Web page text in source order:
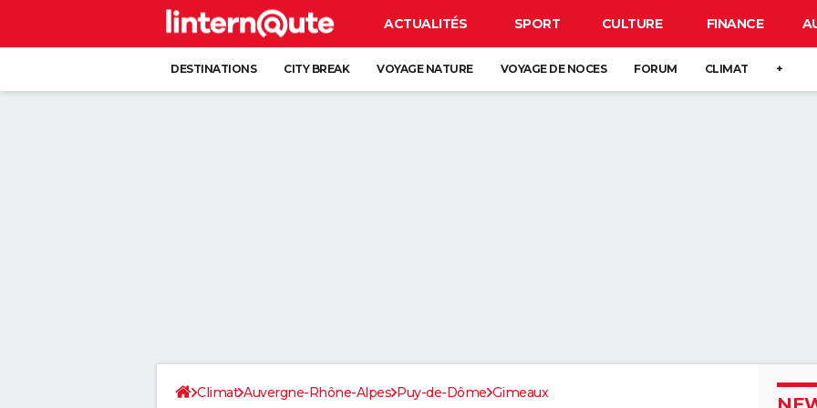
ACTUALITÉS SPORT CULTURE FINANCE
DESTINATIONS CITY BREAK VOYAGE NATURE VOYAGE DE NOCES FORUM CLIMAT +
Climat Auvergne-Rhône-Alpes Puy-de-Dôme Gimeaux